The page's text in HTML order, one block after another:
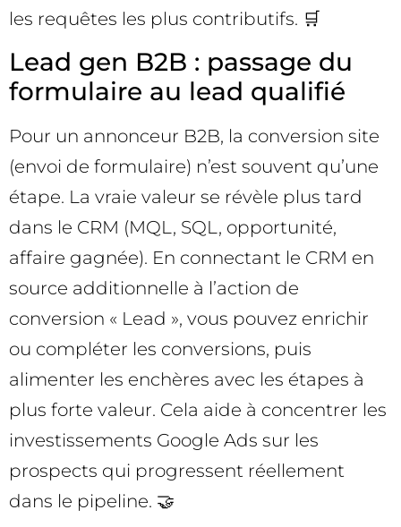
les requêtes les plus contributifs. 🛒
Lead gen B2B : passage du
formulaire au lead qualifié
Pour un annonceur B2B, la conversion site
(envoi de formulaire) n’est souvent qu’une
étape. La vraie valeur se révèle plus tard
dans le CRM (MQL, SQL, opportunité,
affaire gagnée). En connectant le CRM en
source additionnelle à l’action de
conversion « Lead », vous pouvez enrichir
ou compléter les conversions, puis
alimenter les enchères avec les étapes à
plus forte valeur. Cela aide à concentrer les
investissements Google Ads sur les
prospects qui progressent réellement
dans le pipeline. 🤝